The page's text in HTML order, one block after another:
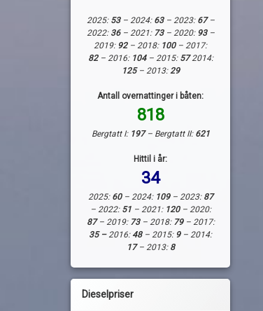
2025: 53– 2024:63– 2023: 67–
2022: 36– 2021: 73– 2020: 93–
2019: 92– 2018: 100 – 2017:
82– 2016: 104– 2015: 572014:
125– 2013:29
Antall overnattinger i båten:
818
Bergtatt I: 197– Bergtatt II: 621
Hittil i år:
34
2025: 60– 2024: 109– 2023: 87
– 2022: 51– 2021: 120– 2020:
87– 2019: 73– 2018: 79– 2017:
35 –2016:48– 2015: 9 – 2014:
17– 2013: 8
Dieselpriser